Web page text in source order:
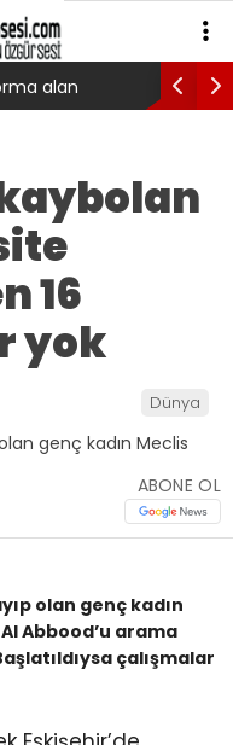
alan
sorusu
Pazarlı
16
yok
Dünya
ABONE OL
olan genç kadın
Abbood’u arama
çalışmalar